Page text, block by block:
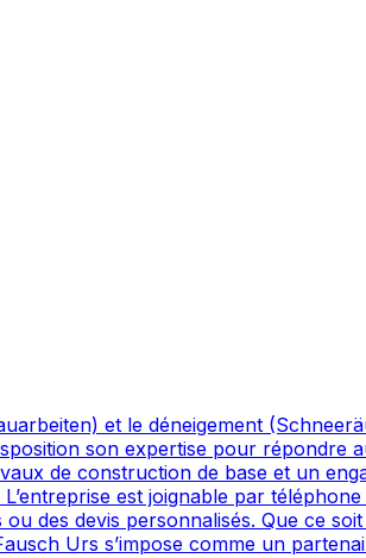
et le déneigement
son expertise pour répondre
de construction de base et un
est joignable par
des devis personnalisés. Que ce
Urs s’impose comme un